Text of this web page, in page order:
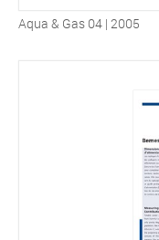
Aqua & Gas 04 | 2005